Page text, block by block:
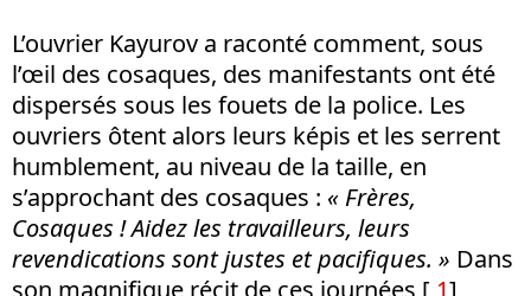
L’ouvrier Kayurov a raconté comment, sous
l’œil des cosaques, des manifestants ont été
dispersés sous les fouets de la police. Les
ouvriers ôtent alors leurs képis et les serrent
humblement, au niveau de la taille, en
s’approchant des cosaques : « Frères,
Cosaques ! Aidez les travailleurs, leurs
revendications sont justes et pacifiques. » Dans